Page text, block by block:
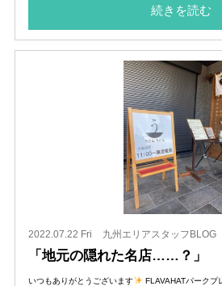
続きを読む
2022.07.22 Fri 九州エリアスタッフBLOG
「地元の隠れた名店……？」
いつもありがとうございます
FLAVAHATパークプ